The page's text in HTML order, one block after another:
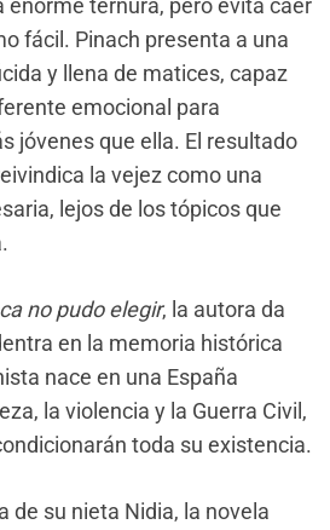
fácil. Pinach presenta a una
y llena de matices, capaz
emocional para
jóvenes que ella. El resultado
la vejez como una
lejos de los tópicos que
no pudo elegir, la autora da
en la memoria histórica
nace en una España
la violencia y la Guerra Civil,
toda su existencia.
de su nieta Nidia, la novela